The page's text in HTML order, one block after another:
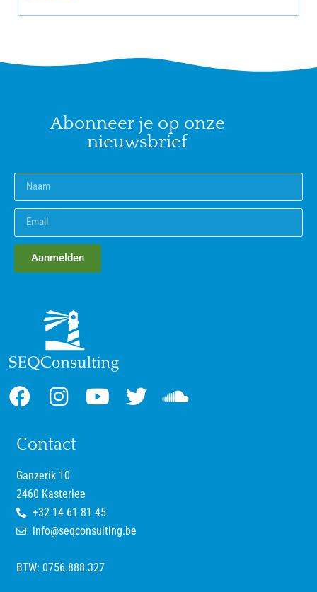
Abonneer je op onze
nieuwsbrief
Aanmelden
Contact
Ganzerik 10
2460 Kasterlee
+32 14 61 81 45
info@seqconsulting.be
BTW: 0756.888.327